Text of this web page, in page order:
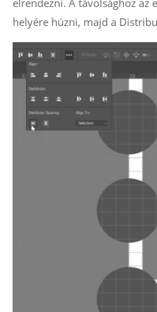
elrendezni. A távolsághoz az
helyére húzni, majd a